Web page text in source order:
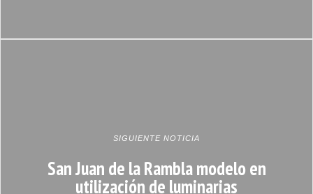
SIGUIENTE NOTICIA
San Juan de la Rambla modelo en
utilización de luminarias